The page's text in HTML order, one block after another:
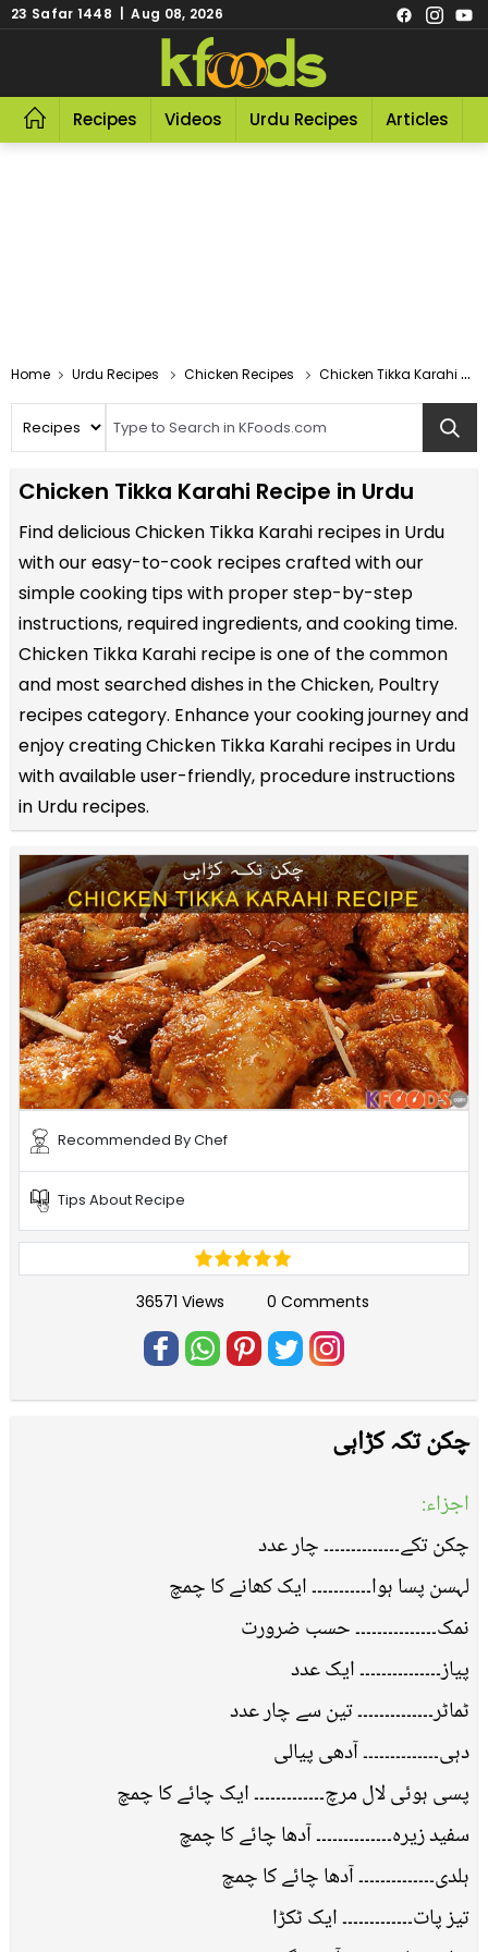
23 Safar 1448 | Aug 08, 2026
Recipes Videos Urdu Recipes Articles
Home Urdu Recipes Chicken Recipes Chicken Tikka Karahi Recipe In Urdu
Chicken Tikka Karahi Recipe in Urdu
Find delicious Chicken Tikka Karahi recipes in Urdu
with our easy-to-cook recipes crafted with our
simple cooking tips with proper step-by-step
instructions, required ingredients, and cooking time.
Chicken Tikka Karahi recipe is one of the common
and most searched dishes in the Chicken, Poultry
recipes category. Enhance your cooking journey and
enjoy creating Chicken Tikka Karahi recipes in Urdu
with available user-friendly, procedure instructions
in Urdu recipes.
Recommended By Chef
Tips About Recipe
36571 Views 0 Comments
چکن تکہ کڑاہی
اجزاء:
چکن تکے۔۔۔۔۔۔۔۔۔۔۔۔۔۔ چار عدد
لہسن پسا ہوا۔۔۔۔۔۔۔۔۔۔۔ ایک کھانے کا چمچ
نمک۔۔۔۔۔۔۔۔۔۔۔۔۔۔۔ حسب ضرورت
پیاز۔۔۔۔۔۔۔۔۔۔۔۔۔۔۔ ایک عدد
ٹماٹر۔۔۔۔۔۔۔۔۔۔۔۔۔۔ تین سے چار عدد
دہی۔۔۔۔۔۔۔۔۔۔۔۔۔۔ آدھی پیالی
پسی ہوئی لال مرچ۔۔۔۔۔۔۔۔۔۔۔۔۔ ایک چائے کا چمچ
سفید زیرہ۔۔۔۔۔۔۔۔۔۔۔۔۔۔ آدھا چائے کا چمچ
ہلدی۔۔۔۔۔۔۔۔۔۔۔۔۔۔ آدھا چائے کا چمچ
تیز پات۔۔۔۔۔۔۔۔۔۔۔۔۔ ایک ٹکڑا